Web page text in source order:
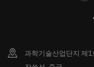
과학기술산업단지 제